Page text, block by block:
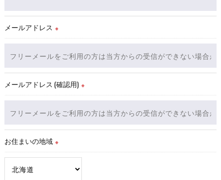
適切な監督を行います。
当社では、個人情報の漏洩等がなされないよう、適切に安全管
理対策を実施します。
＜個人情報を与えなかった場合に生じる結果＞
をご提供できない場合がございますので予めご了承ください。
＜個人情報の開示･訂正・削除･利用停止の手続について＞
当社では、お客様の個人情報の開示･訂正･削除・利用停止の手
続を定めさせて頂いております。
メールアドレス ※
メールアドレス (確認用) ※
お住まいの地域 ※